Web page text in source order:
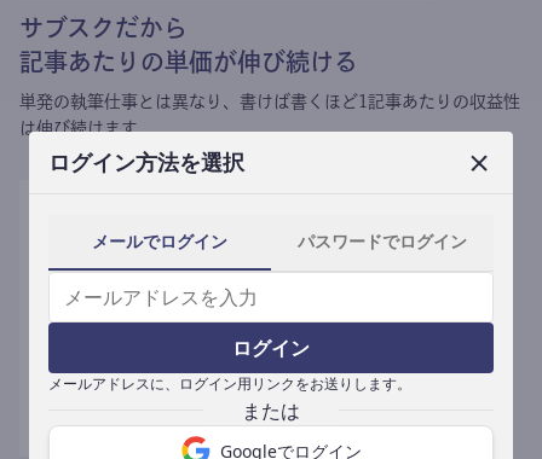
ログイン方法を選択
メールでログイン パスワードでログイン
ログイン
メールアドレスに、ログイン用リンクをお送りします。
Googleでログイン
サブスクだから
記事あたりの単価が伸び続ける
単発の執筆仕事とは異なり、 書けば書くほど1記事あたりの収益性
は伸び続けます。